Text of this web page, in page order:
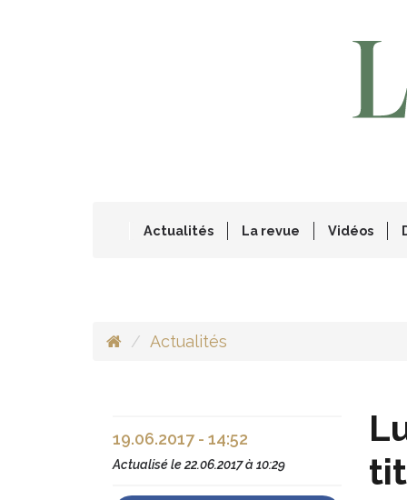
Actualités La revue Vidéos
Actualités
19.06.2017 - 14:52
Actualisé le22.06.2017 à 10:29